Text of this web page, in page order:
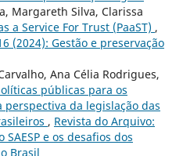
Margareth Silva, Clarissa
a Service For Trust (PaaST) ,
(2024): Gestão e preservação
Ana Célia Rodrigues,
públicas para os
da legislação das
, Revista do Arquivo:
e os desafios dos
Brasil